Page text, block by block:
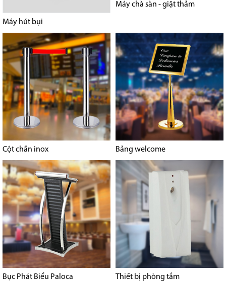
Máy hút bụi
Máy chà sàn - giặt thảm
Cột chắn inox Bảng welcome
Bục Phát Biểu Paloca Thiết bị phòng tắm